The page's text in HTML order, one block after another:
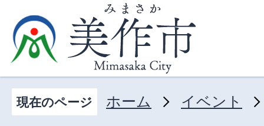
現在のページ ホーム イベント